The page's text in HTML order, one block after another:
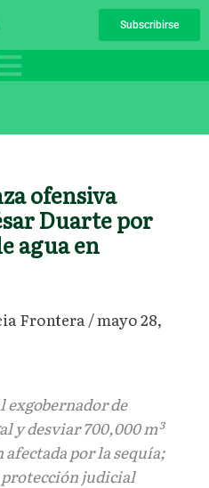
Subscribirse
ofensiva
Duarte por
agua en
Frontera/mayo 28,
exgobernador de
y desviar 700,000 m³
afectada por la sequía;
judicial